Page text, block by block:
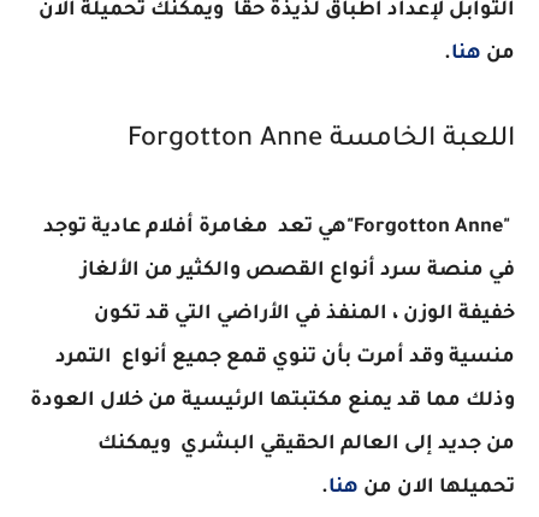
التوابل لإعداد أطباق لذيذة حقًا ويمكنك تحميلة الان
من هنا.
اللعبة الخامسة Forgotton Anne
"Forgotton Anne"هي تعد مغامرة أفلام عادية توجد
في منصة سرد أنواع القصص والكثير من الألغاز
خفيفة الوزن ، المنفذ في الأراضي التي قد تكون
منسية وقد أمرت بأن تنوي قمع جميع أنواع التمرد
وذلك مما قد يمنع مكتبتها الرئيسية من خلال العودة
من جديد إلى العالم الحقيقي البشري ويمكنك
تحميلها الان من هنا.